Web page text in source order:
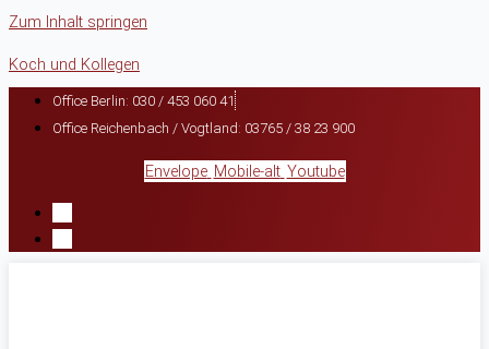
Zum Inhalt springen
Koch und Kollegen
Office Berlin: 030 / 453 060 41
Office Reichenbach / Vogtland: 03765 / 38 23 900
Envelope Mobile-alt Youtube